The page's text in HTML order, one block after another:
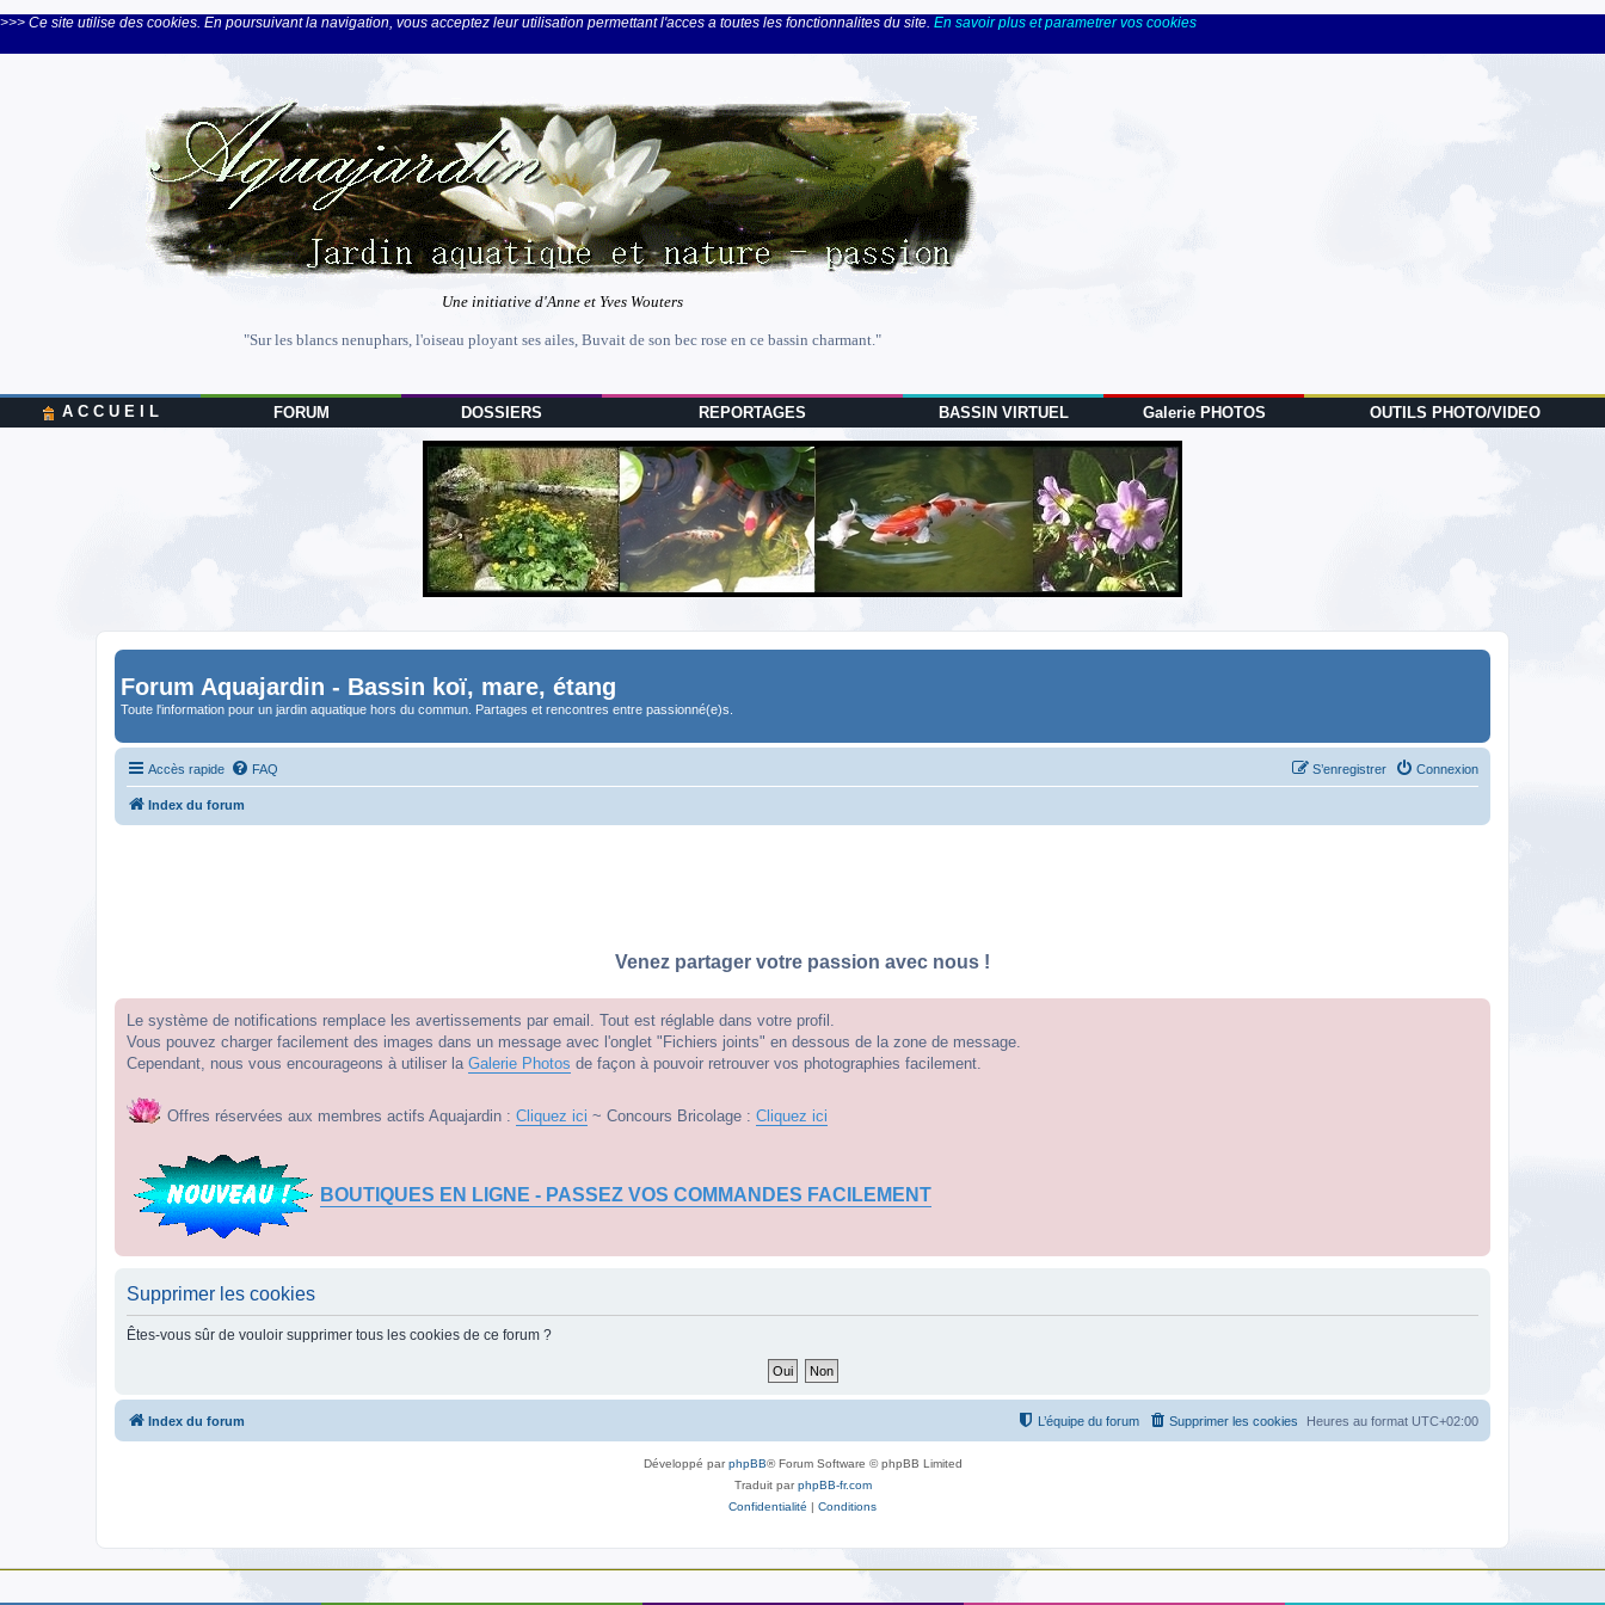
>>> Ce site utilise des cookies. En poursuivant la navigation, vous acceptez leur utilisation permettant l'acces a toutes les fonctionnalites du site. En savoir plus et parametrer vos cookies
Une initiative d'Anne et Yves Wouters
"Sur les blancs nenuphars, l'oiseau ployant ses ailes, Buvait de son bec rose en ce bassin charmant."
A C C U E I L FORUM DOSSIERS REPORTAGES BASSIN VIRTUEL Galerie PHOTOS OUTILS PHOTO/VIDEO
Forum Aquajardin - Bassin koï, mare, étang
Toute l'information pour un jardin aquatique hors du commun. Partages et rencontres entre passionné(e)s.
Accès rapide FAQ Connexion
S’enregistrer
Index du forum
Venez partager votre passion avec nous !
Le système de notifications remplace les avertissements par email. Tout est réglable dans votre profil.
Vous pouvez charger facilement des images dans un message avec l'onglet "Fichiers joints" en dessous de la zone de message.
Cependant, nous vous encourageons à utiliser la Galerie Photos de façon à pouvoir retrouver vos photographies facilement.
Offres réservées aux membres actifs Aquajardin : Cliquez ici ~ Concours Bricolage : Cliquez ici
BOUTIQUES EN LIGNE - PASSEZ VOS COMMANDES FACILEMENT
Supprimer les cookies
Êtes-vous sûr de vouloir supprimer tous les cookies de ce forum ?
Index du forum Heures au format UTC+02:00
Supprimer les cookies
L’équipe du forum
Développé parphpBB® Forum Software © phpBB Limited
Traduit parphpBB-fr.com
Confidentialité | Conditions